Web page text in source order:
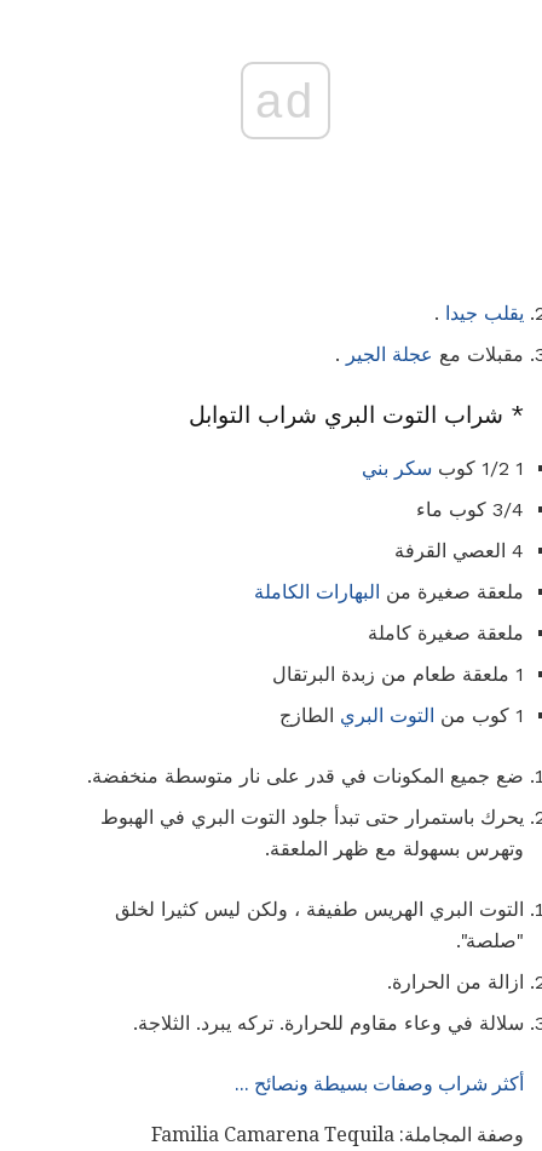
ad
يقلب جيدا .
مقبلات مع عجلة الجير .
* شراب التوت البري شراب التوابل
1 1/2 كوب
سكر بني
3/4 كوب ماء
4 العصي القرفة
ملعقة صغيرة من البهارات الكاملة
ملعقة صغيرة كاملة
1 ملعقة طعام من زبدة البرتقال
1 كوب من
التوت البري الطازج
ضع جميع المكونات في قدر على نار متوسطة منخفضة.
يحرك باستمرار حتى تبدأ جلود التوت البري في الهبوط
وتهرس بسهولة مع ظهر الملعقة.
التوت البري الهريس طفيفة ، ولكن ليس كثيرا لخلق
"صلصة".
ازالة من الحرارة.
سلالة في وعاء مقاوم للحرارة. تركه يبرد. الثلاجة.
أكثر شراب وصفات بسيطة ونصائح ...
وصفة المجاملة: Familia Camarena Tequila